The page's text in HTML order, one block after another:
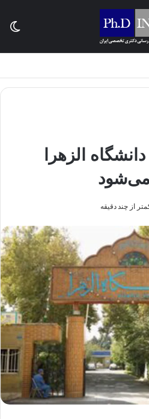
الزهرا
از چند دقیقه